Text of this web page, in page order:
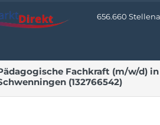
656.660
Fachkraft (m/w/d)
(132766542)